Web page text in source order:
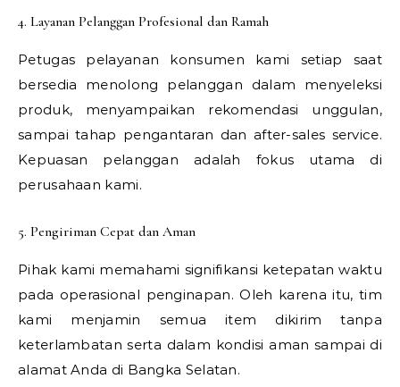
4. Layanan Pelanggan Profesional dan Ramah
Petugas pelayanan konsumen kami setiap saat
bersedia menolong pelanggan dalam menyeleksi
produk, menyampaikan rekomendasi unggulan,
sampai tahap pengantaran dan after-sales service.
Kepuasan pelanggan adalah fokus utama di
perusahaan kami.
5. Pengiriman Cepat dan Aman
Pihak kami memahami signifikansi ketepatan waktu
pada operasional penginapan. Oleh karena itu, tim
kami menjamin semua item dikirim tanpa
keterlambatan serta dalam kondisi aman sampai di
alamat Anda di Bangka Selatan.